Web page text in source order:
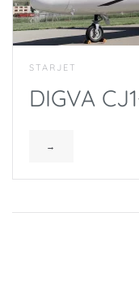
STARJET
DIGVA
→